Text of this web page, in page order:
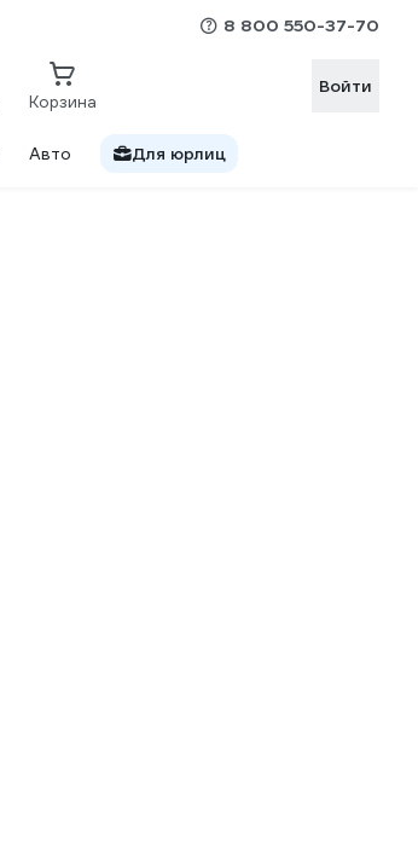
8 800 550-37-70
Корзина
Войти
Авто Для юрлиц